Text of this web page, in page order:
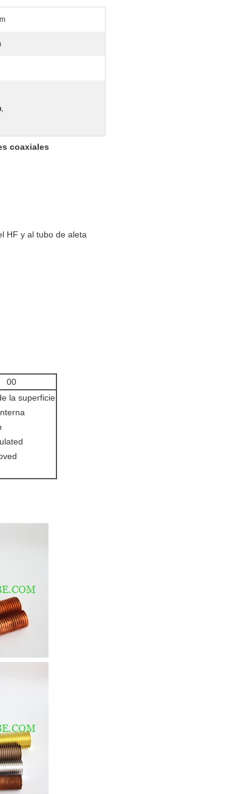
,
coaxiales
HF y al tubo de aleta
00
la superficie